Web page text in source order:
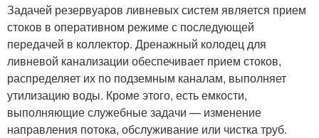
Задачей резервуаров ливневых систем является прием
стоков в оперативном режиме с последующей
передачей в коллектор. Дренажный колодец для
ливневой канализации обеспечивает прием стоков,
распределяет их по подземным каналам, выполняет
утилизацию воды. Кроме этого, есть емкости,
выполняющие служебные задачи — изменение
направления потока, обслуживание или чистка труб.